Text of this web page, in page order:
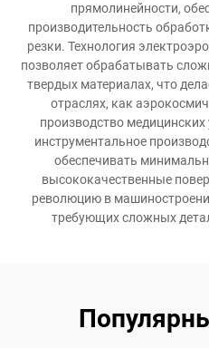
прямолинейности,
производительность
резки. Технология
позволяет обрабатывать
твердых материалах, что
отраслях, как
производство
инструментальное
обеспечивать
высококачественные
революцию в
требующих сложных